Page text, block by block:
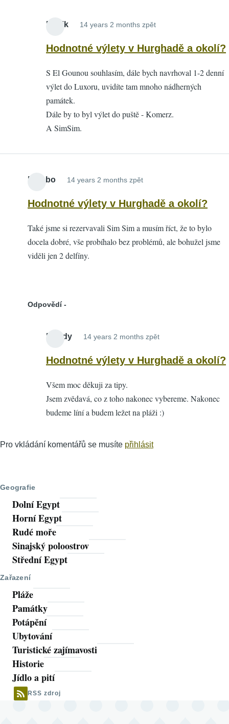
Dusik 14 years 2 months zpět
reply
Hodnotné
výlety
Hurghadě
Hodnotné výlety v Hurghadě a okolí?
S El Gounou souhlasím, dále bych navrhoval 1-2 denní
výlet do Luxoru, uvidíte tam mnoho nádherných
památek.
Dále by to byl výlet do puště - Komerz.
A SimSim.
Rambo 14 years 2 months zpět
Hodnotné výlety v Hurghadě a okolí?
Také jsme si rezervavali Sim Sim a musím říct, že to bylo
docela dobré, vše probíhalo bez problémů, ale bohužel jsme
viděli jen 2 delfíny.
Odpovědí
Mendy 14 years 2 months zpět
reply
výlety
v
Hodnotné výlety v Hurghadě a okolí?
Všem moc děkuji za tipy.
Jsem zvědavá, co z toho nakonec vybereme. Nakonec
budeme líní a budem ležet na pláži :)
Pro vkládání komentářů se musíte přihlásit
Geografie
Dolní Egypt
Horní Egypt
Rudé moře
Sinajský poloostrov
Střední Egypt
Zařazení
Pláže
Památky
Potápění
Ubytování
Turistické zajímavosti
Historie
Jídlo a pití
RSS zdroj